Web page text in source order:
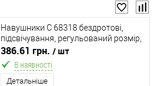
Навушники C 68318 бездротові,
підсвічування, регульований розмір,
Bluetooth, USB-кабель, AUX-роз’єм,
слот для карти пам’яті, в коробці,
ВИДАЄТЬСЯ
386.61 грн. / шт
В наявності
Детальніше